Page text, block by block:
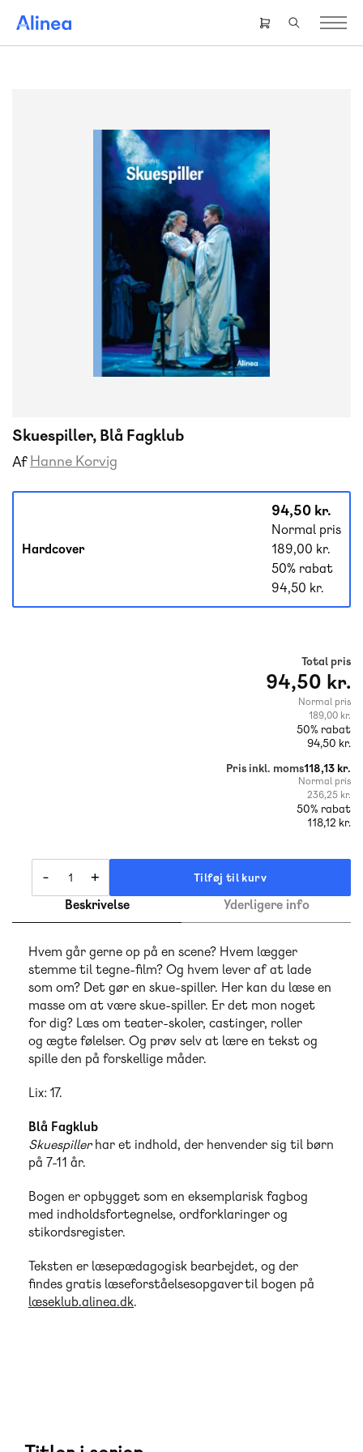
hovedindhold
Header
right
Skuespiller, Blå Fagklub
Af Hanne Korvig
Hardcover
94,50 kr.
Normal pris
189,00 kr.
50% rabat
94,50 kr.
Total pris
94,50 kr.
Normal pris
189,00 kr.
50% rabat
94,50 kr.
Pris inkl. moms118,13 kr.
Normal pris
236,25 kr.
50% rabat
118,12 kr.
- + Tilføj til kurv
Beskrivelse Yderligere info
Hvem går gerne op på en scene? Hvem lægger
stemme til tegne-film? Og hvem lever af at lade
som om? Det gør en skue-spiller. Her kan du læse en
masse om at være skue-spiller. Er det mon noget
for dig? Læs om teater-skoler, castinger, roller
og ægte følelser. Og prøv selv at lære en tekst og
spille den på forskellige måder.
Lix: 17.
Blå Fagklub
Skuespillerhar et indhold, der henvender sig til børn
på 7-11 år.
Bogen er opbygget som en eksemplarisk fagbog
med indholdsfortegnelse, ordforklaringer og
stikordsregister.
Teksten er læsepædagogisk bearbejdet, og der
findes gratis læseforståelsesopgaver til bogen på
læseklub.alinea.dk.